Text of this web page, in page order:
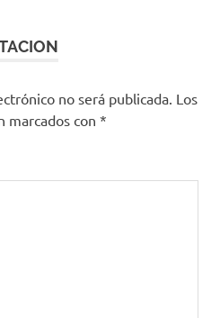
no será publicada. Los
marcados con *